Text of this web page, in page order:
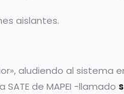
aislantes.
aludiendo al
de MAPEI -llamado